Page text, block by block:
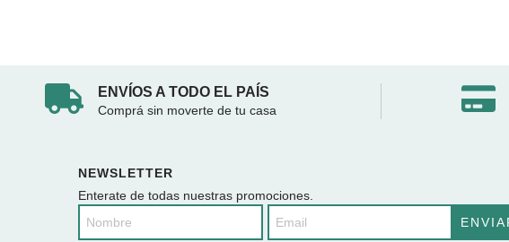
ENVÍOS A TODO EL PAÍS
Comprá sin moverte de tu casa
NEWSLETTER
Enterate de todas nuestras promociones.